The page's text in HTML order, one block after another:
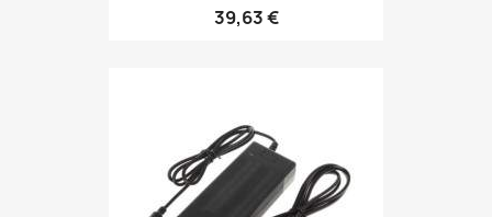
39,63 €